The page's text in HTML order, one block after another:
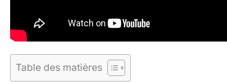
Table des matières